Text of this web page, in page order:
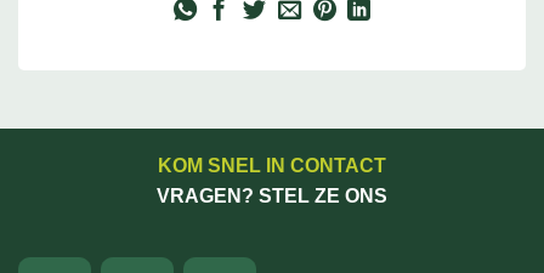
KOM SNEL IN CONTACT
VRAGEN? STEL ZE ONS